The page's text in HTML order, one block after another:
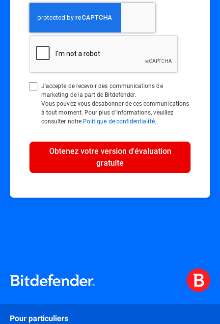
J'accepte de recevoir des communications de
marketing de la part de Bitdefender.
Vous pouvez vous désabonner de ces communications
à tout moment. Pour plus d'informations, veuillez
consulter notre Politique de confidentialité.
Obtenez votre version d'évaluation
gratuite
Pour particuliers